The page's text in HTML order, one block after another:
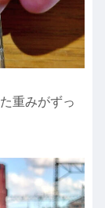
重みがずっ